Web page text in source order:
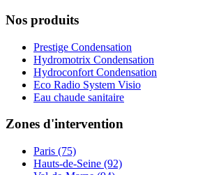
Nos produits
Prestige Condensation
Hydromotrix Condensation
Hydroconfort Condensation
Eco Radio System Visio
Eau chaude sanitaire
Zones d'intervention
Paris (75)
Hauts-de-Seine (92)